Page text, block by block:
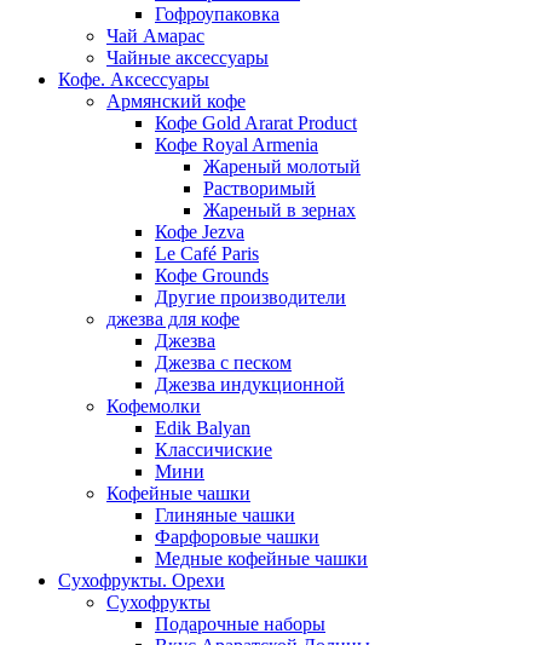
Гофроупаковка
Чай Амарас
Чайные аксессуары
Кофе. Аксессуары
Армянский кофе
Кофе Gold Ararat Product
Кофе Royal Armenia
Жареный молотый
Растворимый
Жареный в зернах
Кофе Jezva
Le Café Paris
Кофе Grounds
Другие производители
джезва для кофе
Джезва
Джезва с песком
Джезва индукционной
Кофемолки
Edik Balyan
Классичиские
Мини
Кофейные чашки
Глиняные чашки
Фарфоровые чашки
Медные кофейные чашки
Сухофрукты. Орехи
Сухофрукты
Подарочные наборы